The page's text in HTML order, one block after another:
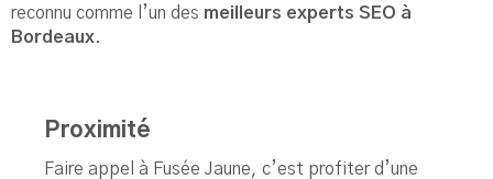
reconnu comme l’un des meilleurs experts SEO à
Bordeaux.
Proximité
Faire appel à Fusée Jaune, c’est profiter d’une